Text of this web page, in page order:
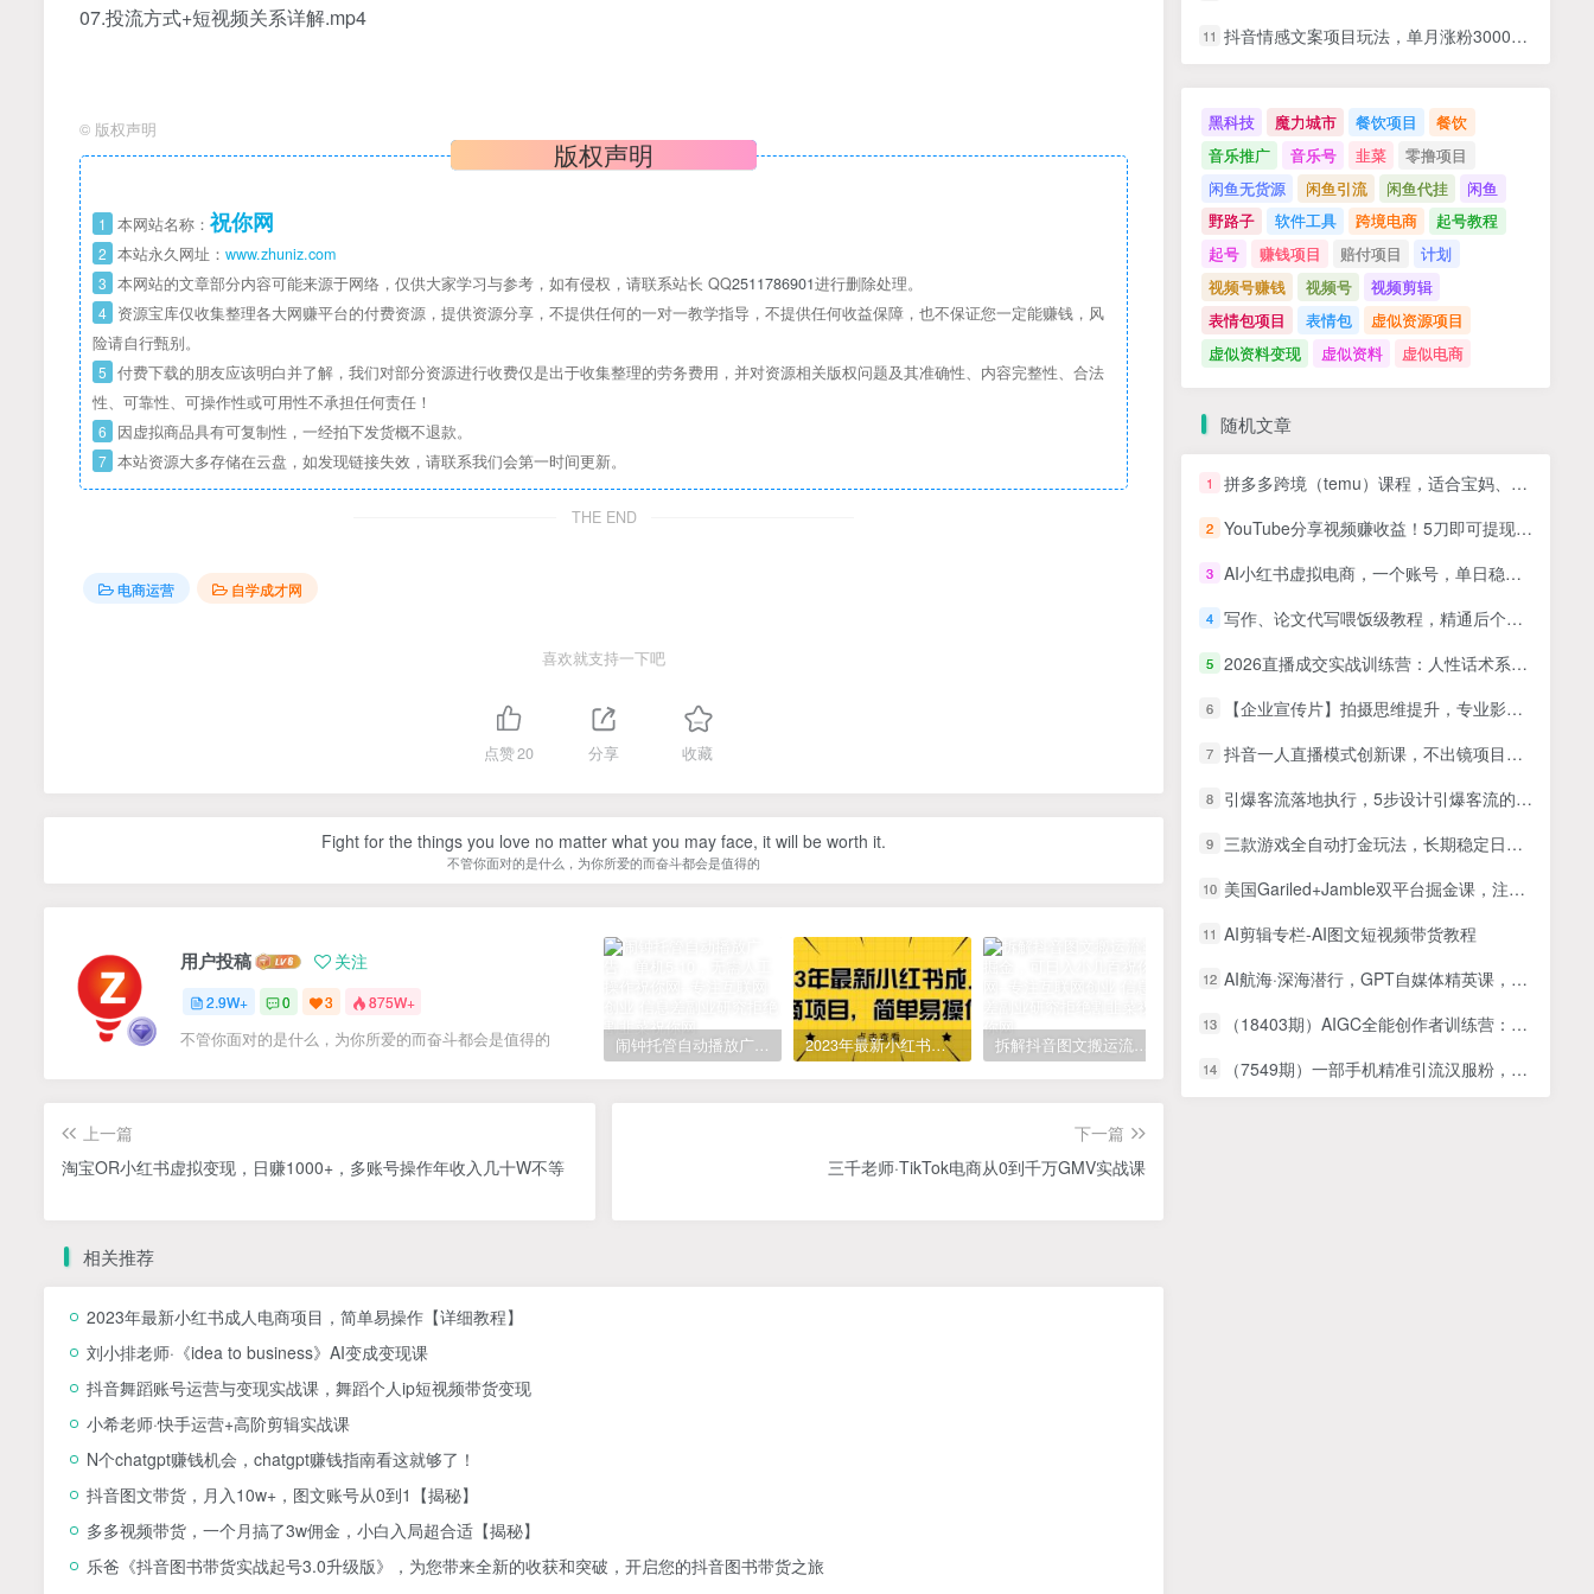
07.投流方式+短视频关系详解.mp4
© 版权声明
版权声明
1 本网站名称： 祝你网
2 本站永久网址： www.zhuniz.com
3 本网站的文章部分内容可能来源于网络，仅供大家学习与参考，如有侵权，请联系站长 QQ2511786901进行删除处理。
4 资源宝库仅收集整理各大网赚平台的付费资源，提供资源分享，不提供任何的一对一教学指导，不提供任何收益保障，也不保证您一定能赚钱，风
险请自行甄别。
5 付费下载的朋友应该明白并了解，我们对部分资源进行收费仅是出于收集整理的劳务费用，并对资源相关版权问题及其准确性、内容完整性、合法
性、可靠性、可操作性或可用性不承担任何责任！
6 因虚拟商品具有可复制性，一经拍下发货概不退款。
7 本站资源大多存储在云盘，如发现链接失效，请联系我们会第一时间更新。
THE END
电商运营 自学成才网
喜欢就支持一下吧
点赞20 分享 收藏
Fight for the things you love no matter what you may face, it will be worth it.
不管你面对的是什么，为你所爱的而奋斗都会是值得的
用户投稿 关注
2.9W+ 0 3 875W+
不管你面对的是什么，为你所爱的而奋斗都会是值得的 闹钟托管自动播放广告，单机5-10，无需人工操作 2023年最新小红书成人电商项目，简单易操作【详细教程】 拆解抖音图文搬运流量掘金，可日入小几百
上一篇
淘宝OR小红书虚拟变现，日赚1000+，多账号操作年收入几十W不等
下一篇
三千老师·TikTok电商从0到千万GMV实战课
相关推荐
2023年最新小红书成人电商项目，简单易操作【详细教程】
刘小排老师·《idea to business》AI变成变现课
抖音舞蹈账号运营与变现实战课，舞蹈个人ip短视频带货变现
小希老师·快手运营+高阶剪辑实战课
N个chatgpt赚钱机会，chatgpt赚钱指南看这就够了！
抖音图文带货，月入10w+，图文账号从0到1【揭秘】
多多视频带货，一个月搞了3w佣金，小白入局超合适【揭秘】
乐爸《抖音图书带货实战起号3.0升级版》，为您带来全新的收获和突破，开启您的抖音图书带货之旅
11 抖音情感文案项目玩法，单月涨粉3000+，新手小白也能做
黑科技 魔力城市 餐饮项目
餐饮
音乐推广
音乐号 韭菜
零撸项目
闲鱼无货源
闲鱼引流 闲鱼代挂
闲鱼
野路子
软件工具 跨境电商
起号教程
起号
赚钱项目 赔付项目
计划
视频号赚钱
视频号
视频剪辑
表情包项目
表情包
虚似资源项目
虚似资料变现
虚似资料 虚似电商
随机文章
1 拼多多跨境（temu）课程，适合宝妈、兼职、学生和所有创业者
2 YouTube分享视频赚收益！5刀即可提现，实操7天到账7百刀
3 AI小红书虚拟电商，一个账号，单日稳定变现500+
4 写作、论文代写喂饭级教程，精通后个人月入2-3w，自己开工作室上限更
5 2026直播成交实战训练营：人性话术系统+高转化直播框架，打造千万级主播成交能力
6 【企业宣传片】拍摄思维提升，专业影视质感核心揭密，一课搞定
7 抖音一人直播模式创新课，不出镜项目、话术逻辑、心态塑造，轻启动月收益8万+
8 引爆客流落地执行，5步设计引爆客流的裂变活动投放
9 三款游戏全自动打金玩法，长期稳定日入1k+，当天见收益，长期稳定【揭秘】
10 美国Gariled+Jamble双平台掘金课，注册上架、收款提现、全流程实操，快速入局
11 AI剪辑专栏-AI图文短视频带货教程
12 AI航海·深海潜行，GPT自媒体精英课，全网首创调教心流法3.0（20节课）
13 （18403期）AIGC全能创作者训练营：从零基础到签约拿稿费，AI+短篇+长篇+剧本全链路闭环
14 （7549期）一部手机精准引流汉服粉，0成本多种变现方式，小白月入过万（附素材+工具）